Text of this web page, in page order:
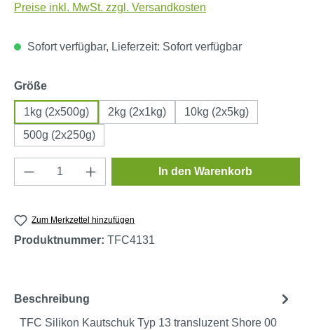
Preise inkl. MwSt. zzgl. Versandkosten
Sofort verfügbar, Lieferzeit: Sofort verfügbar
Größeauswählen
1kg (2x500g) 2kg (2x1kg)
10kg (2x5kg)
500g (2x250g)
Produkt Anzahl: Gib den gewünschten
In den Warenkorb
Zum Merkzettel hinzufügen
Produktnummer: TFC4131
Beschreibung
TFC Silikon Kautschuk Typ 13 transluzent Shore 00